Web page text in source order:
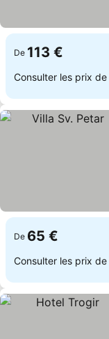
De 113 €
Consulter les prix de
De 65 €
Consulter les prix de